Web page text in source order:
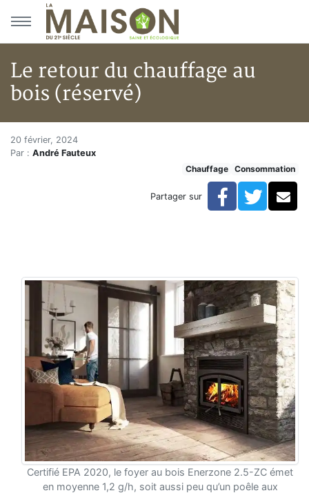
Aller au menu principal
Aller au contenu principal
Le retour du chauffage au
bois (réservé)
Accueil
Articles
Le retour du chauffage au bois (réservé)
Le retour du chauffage au bois
20 février, 2024
Par : André Fauteux
Chauffage
Consommation
Partager sur Facebook
Certifié EPA 2020, le foyer au bois Enerzone 2.5-ZC émet
en moyenne 1,2 g/h, soit aussi peu qu’un poêle aux